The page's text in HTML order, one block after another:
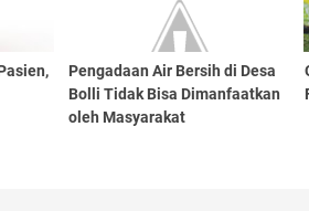
Pengadaan Air Bersih di Desa
Bolli Tidak Bisa Dimanfaatkan
oleh Masyarakat